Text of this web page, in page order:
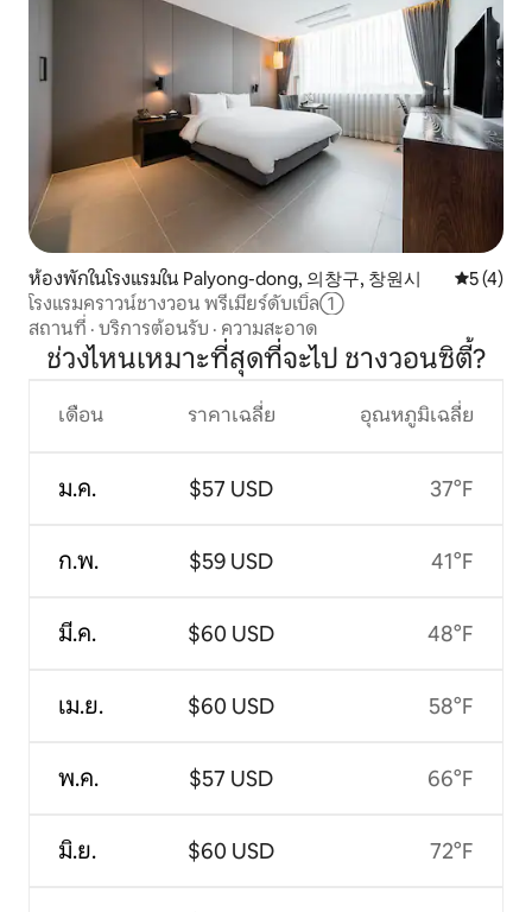
ห้องพักในโรงแรมใน Palyong-dong, 의창구, 창원시 คะแนนเฉ
5 (4)
โรงแรมคราวน์ชางวอน พรีเมียร์ดับเบิ้ล①
สถานที่ · บริการต้อนรับ · ความสะอาด
ช่วงไหนเหมาะที่สุดที่จะไป ชางวอนซิตี้?
เดือน
ม.ค.
ก.พ.
มี.ค.
เม.ย.
พ.ค.
มิ.ย.
ราคาเฉลี่ย
$57 USD
$59 USD
$60 USD
$60 USD
$57 USD
$60 USD
อุณหภูมิเฉลี่ย
37°F
41°F
48°F
58°F
66°F
72°F